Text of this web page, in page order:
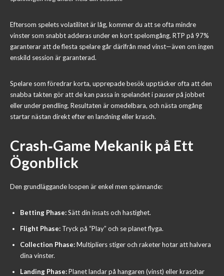
Eftersom spelets volatilitet är låg, kommer du att se ofta mindre
vinster som snabbt adderas under en kort spelomgång. RTP på 97%
garanterar att de flesta spelare går därifrån med vinst—även om ingen
enskild session är garanterad.
Spelare som föredrar korta, upprepade besök upptäcker ofta att den
snabba takten gör att de kan passa in spelandet i pauser på jobbet
eller under pendling. Resultaten är omedelbara, och nästa omgång
startar nästan direkt efter en landning eller krasch.
Crash‑Game Mekanik på Ett
Ögonblick
Den grundläggande loopen är enkel men spännande:
Betting Phase:Sätt din insats och hastighet.
Flight Phase: Tryck på “Play” och se planet flyga.
Collection Phase:Multipliers stiger och raketer hotar att halvera
dina vinster.
Landing Phase:Planet landar på hangaren (vinst) eller kraschar